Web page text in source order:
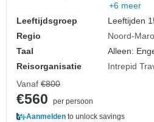
+6 meer
Leeftijdsgroep
Leeftijden
Regio
Noord-
Taal
Alleen:
Reisorganisatie
Intrepid
Vanaf €800
€560
per persoon
Aanmelden to unlock savings